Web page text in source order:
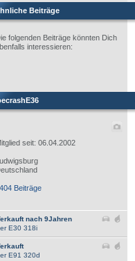
Beiträge
folgenden Beiträge könnten Dich
interessieren:
seit: 06.04.2002
Beiträge
nach 9Jahren
E30 318i
E91 320d